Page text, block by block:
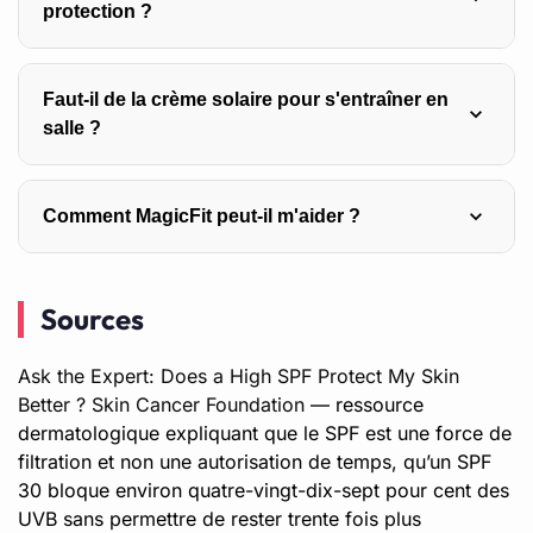
sous-dosent, ce qui divise par deux ou trois l’efficacité
réelle du SPF.
protection ?
Oui. Elles brûlent moins facilement, mais les UVA les
pénètrent aussi et participent au vieillissement et au
tous les phototypes, seule son intensité s’adaptant à la
sensibilité de chacun.
Faut-il de la crème solaire pour s'entraîner en
salle ?
plupart des UVB. Elles laissent toutefois passer une
moyen d’éviter l’exposition prolongée.
Comment MagicFit peut-il m'aider ?
UV toute l’année, avec l’équipement nécessaire pour le
les coachs rappellent les bons réflexes de protection
adaptés à l’effort et aux conditions.
Sources
Ask the Expert: Does a High SPF Protect My Skin
Better ? Skin Cancer Foundation — ressource
dermatologique expliquant que le SPF est une force de
filtration et non une autorisation de temps, qu’un SPF
30 bloque environ quatre-vingt-dix-sept pour cent des
UVB sans permettre de rester trente fois plus